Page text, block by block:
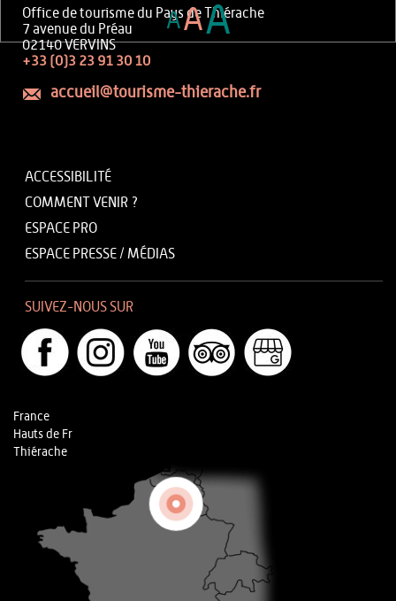
Office de tourisme du Pays de Thiérache
7 avenue du Préau
02140 VERVINS
+33 (0)3 23 91 30 10
accueil@tourisme-thierache.fr
ACCESSIBILITÉ
COMMENT VENIR ?
ESPACE PRO
ESPACE PRESSE / MÉDIAS
SUIVEZ-NOUS SUR
France
Hauts de Fr
Thiérache
AAA